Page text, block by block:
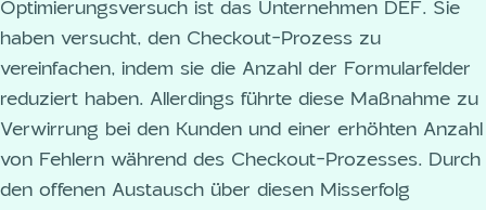
Optimierungsversuch ist das Unternehmen DEF. Sie
haben versucht, den Checkout-Prozess zu
vereinfachen, indem sie die Anzahl der Formularfelder
reduziert haben. Allerdings führte diese Maßnahme zu
Verwirrung bei den Kunden und einer erhöhten Anzahl
von Fehlern während des Checkout-Prozesses. Durch
den offenen Austausch über diesen Misserfolg